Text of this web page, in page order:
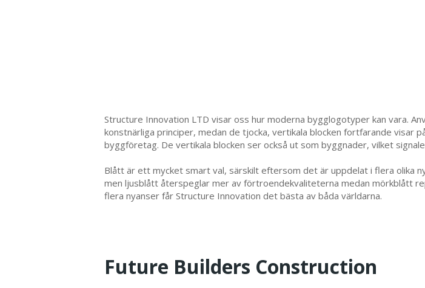
Structure Innovation LTD visar oss hur moderna bygglogotyper kan vara.
konstnärliga principer, medan de tjocka, vertikala blocken fortfarande visar
byggföretag. De vertikala blocken ser också ut som byggnader, vilket
Blått är ett mycket smart val, särskilt eftersom det är uppdelat i flera olika
men ljusblått återspeglar mer av förtroendekvaliteterna medan mörkblått
flera nyanser får Structure Innovation det bästa av båda världarna.
Future Builders Construction